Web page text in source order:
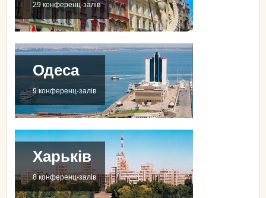
29 конференц-залів
Одеса
9 конференц-залів
Харьків
8 конференц-залів